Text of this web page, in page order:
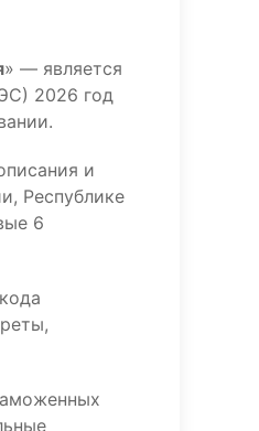
» — является
2026 год
и
Республике
6